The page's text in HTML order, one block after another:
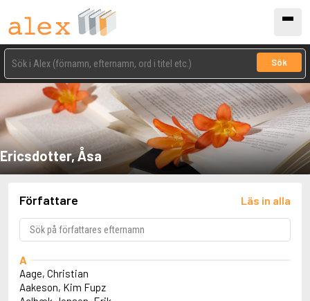
Sök
Ericsdotter, Åsa
Författare Läs in alla
A
Aage, Christian
Aakeson, Kim Fupz